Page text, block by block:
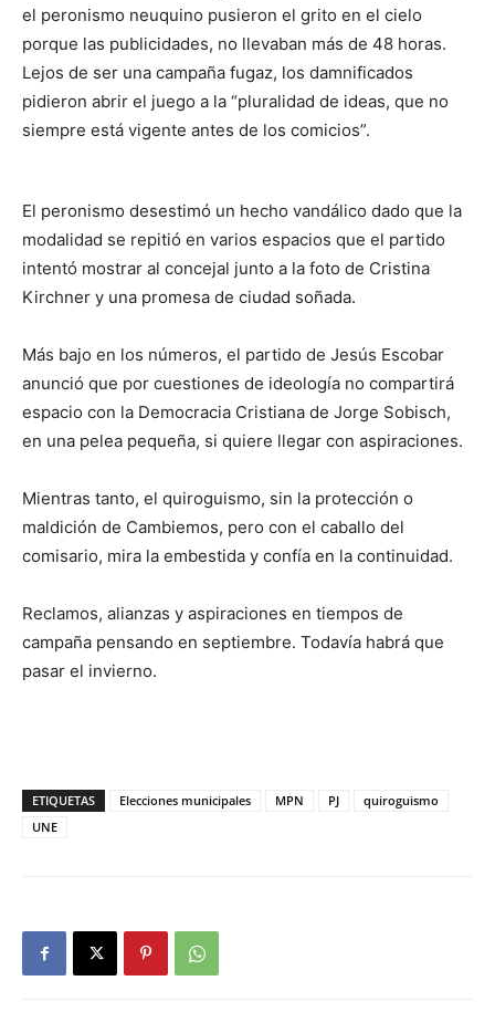
el peronismo neuquino pusieron el grito en el cielo
porque las publicidades, no llevaban más de 48 horas.
Lejos de ser una campaña fugaz, los damnificados
pidieron abrir el juego a la “pluralidad de ideas, que no
siempre está vigente antes de los comicios”.
El peronismo desestimó un hecho vandálico dado que la
modalidad se repitió en varios espacios que el partido
intentó mostrar al concejal junto a la foto de Cristina
Kirchner y una promesa de ciudad soñada.
Más bajo en los números, el partido de Jesús Escobar
anunció que por cuestiones de ideología no compartirá
espacio con la Democracia Cristiana de Jorge Sobisch,
en una pelea pequeña, si quiere llegar con aspiraciones.
Mientras tanto, el quiroguismo, sin la protección o
maldición de Cambiemos, pero con el caballo del
comisario, mira la embestida y confía en la continuidad.
Reclamos, alianzas y aspiraciones en tiempos de
campaña pensando en septiembre. Todavía habrá que
pasar el invierno.
ETIQUETAS Elecciones municipales MPN PJ
quiroguismo
UNE